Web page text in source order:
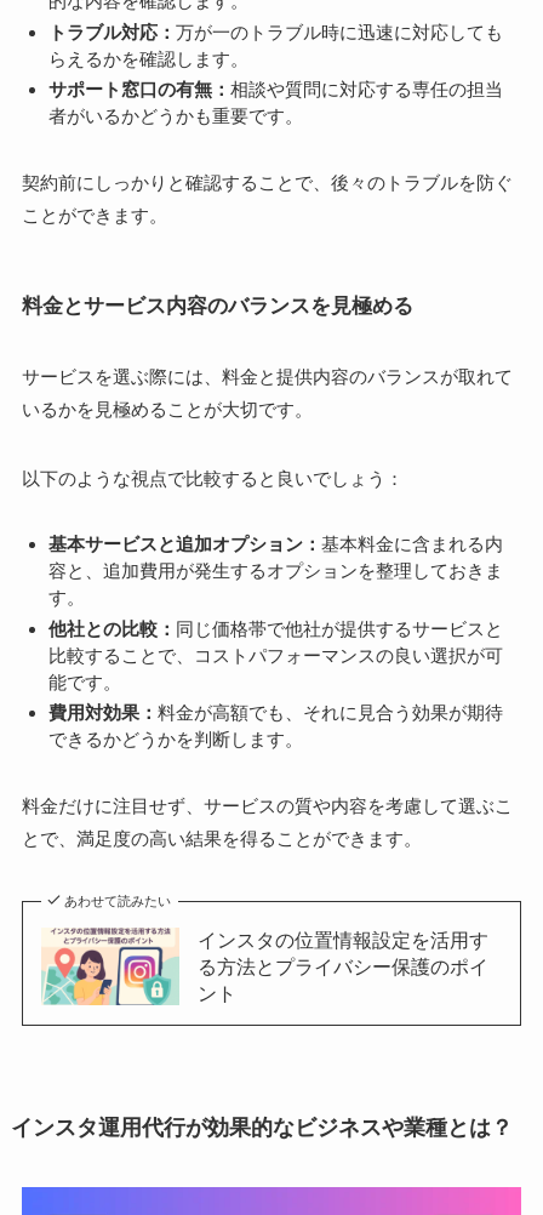
トラブル対応：万が一のトラブル時に迅速に対応しても
らえるかを確認します。
サポート窓口の有無：相談や質問に対応する専任の担当
者がいるかどうかも重要です。
契約前にしっかりと確認することで、後々のトラブルを防ぐ
ことができます。
料金とサービス内容のバランスを見極める
サービスを選ぶ際には、料金と提供内容のバランスが取れて
いるかを見極めることが大切です。
以下のような視点で比較すると良いでしょう：
基本サービスと追加オプション：基本料金に含まれる内
容と、追加費用が発生するオプションを整理しておきま
す。
他社との比較： 同じ価格帯で他社が提供するサービスと
比較することで、コストパフォーマンスの良い選択が可
能です。
費用対効果：料金が高額でも、それに見合う効果が期待
できるかどうかを判断します。
料金だけに注目せず、サービスの質や内容を考慮して選ぶこ
とで、満足度の高い結果を得ることができます。
あわせて読みたい
インスタの位置情報設定を活用す
る方法とプライバシー保護のポイ
ント
インスタ運用代行が効果的なビジネスや業種とは？